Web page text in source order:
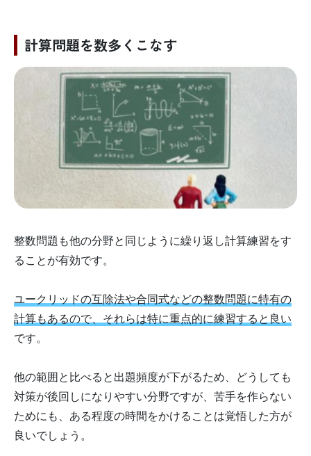
計算問題を数多くこなす
整数問題も他の分野と同じように繰り返し計算練習をす
ることが有効です。
ユークリッドの互除法や合同式などの整数問題に特有の
計算もあるので、それらは特に重点的に練習すると良い
です。
他の範囲と比べると出題頻度が下がるため、どうしても
対策が後回しになりやすい分野ですが、苦手を作らない
ためにも、ある程度の時間をかけることは覚悟した方が
良いでしょう。